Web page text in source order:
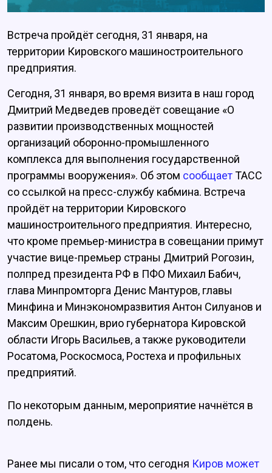
Встреча пройдёт сегодня, 31 января, на
территории Кировского машиностроительного
предприятия.
Сегодня, 31 января, во время визита в наш город
Дмитрий Медведев проведёт совещание «О
развитии производственных мощностей
организаций оборонно-промышленного
комплекса для выполнения государственной
программы вооружения». Об этом сообщаетТАСС
со ссылкой на пресс-службу кабмина. Встреча
пройдёт на территории Кировского
машиностроительного предприятия. Интересно,
что кроме премьер-министра в совещании примут
участие вице-премьер страны Дмитрий Рогозин,
полпред президента РФ в ПФО Михаил Бабич,
глава Минпромторга Денис Мантуров, главы
Минфина и Минэкономразвития Антон Силуанов и
Максим Орешкин, врио губернатора Кировской
области Игорь Васильев, а также руководители
Росатома, Роскосмоса, Ростеха и профильных
предприятий.
По некоторым данным, мероприятие начнётся в
полдень.
Ранее мы писали о том, что сегодня Киров может